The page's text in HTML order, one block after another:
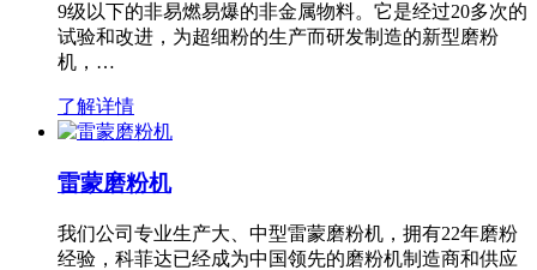
9级以下的非易燃易爆的非金属物料。它是经过20多次的
试验和改进，为超细粉的生产而研发制造的新型磨粉
机，…
了解详情
雷蒙磨粉机
我们公司专业生产大、中型雷蒙磨粉机，拥有22年磨粉
经验，科菲达已经成为中国领先的磨粉机制造商和供应